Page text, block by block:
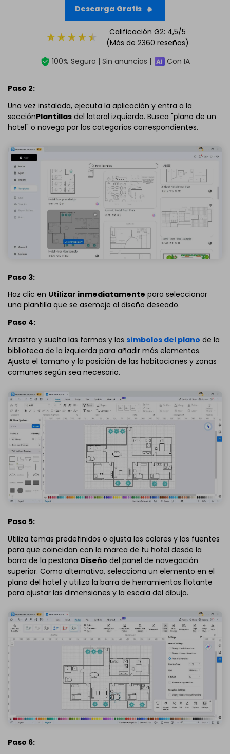
Descarga Gratis
Calificación G2: 4,5/5
(Más de 2360 reseñas)
100% Seguro | Sin anuncios |
Con IA
Paso 2:
Una vez instalada, ejecuta la aplicación y entra a la
secciónPlantillas del lateral izquierdo. Busca "plano de un
hotel" o navega por las categorías correspondientes.
Paso 3:
Haz clic en Utilizar inmediatamente para seleccionar
una plantilla que se asemeje al diseño deseado.
Paso 4:
Arrastra y suelta las formas y los símbolos del plano de la
biblioteca de la izquierda para añadir más elementos.
Ajusta el tamaño y la posición de las habitaciones y zonas
comunes según sea necesario.
Paso 5:
Utiliza temas predefinidos o ajusta los colores y las fuentes
para que coincidan con la marca de tu hotel desde la
barra de la pestaña Diseño del panel de navegación
superior. Como alternativa, selecciona un elemento en el
plano del hotel y utiliza la barra de herramientas flotante
para ajustar las dimensiones y la escala del dibujo.
Paso 6: